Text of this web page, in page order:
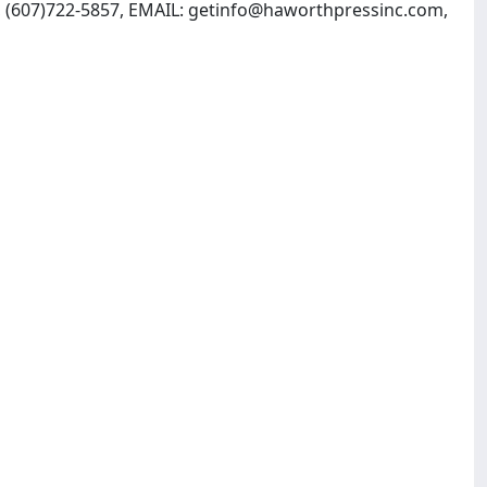
5857, EMAIL: getinfo@haworthpressinc.com,